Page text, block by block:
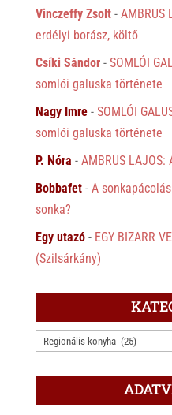
Vinczeffy Zsolt- AMBRUS
erdélyi borász, költő
Csíki Sándor- SOMLÓI
somlói galuska története
Nagy Imre- SOMLÓI
somlói galuska története
P. Nóra - AMBRUS
Bobbafet- A
sonka?
Egy utazó- EGY BIZARR
(Szilsárkány)
KATEGÓRIÁK